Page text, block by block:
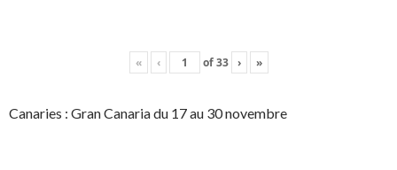
« ‹ of33 › »
Canaries : Gran Canaria du 17 au 30 novembre